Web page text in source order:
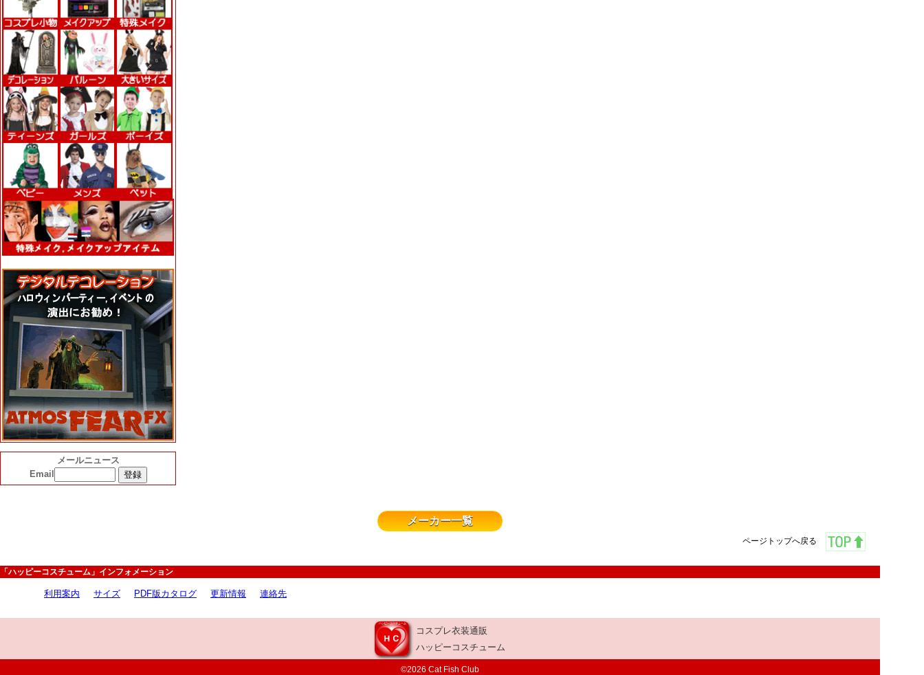
メールニュース
Email
メーカー一覧
ページトップへ戻る
「ハッピーコスチューム」インフォメーション
利用案内 サイズ PDF版カタログ 更新情報 連絡先
コスプレ衣装通販
ハッピーコスチューム
©2026 Cat Fish Club